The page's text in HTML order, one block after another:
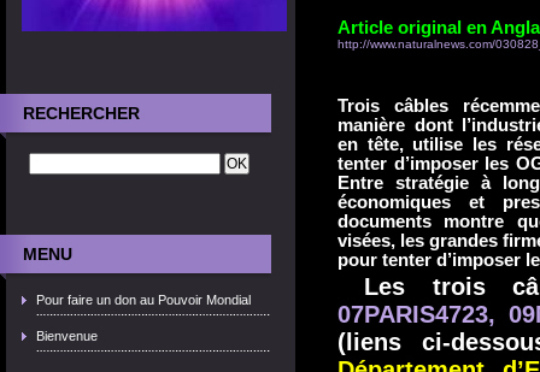
RECHERCHER
MENU
Pour faire un don au Pouvoir Mondial
Bienvenue
Article original en
http://www.naturalnews.com/
Trois câbles
manière dont
en tête, utilise les
tenter d’imposer les
Entre stratégie à
économiques et
documents montre
visées, les grandes
pour tenter d’imposer
Les trois
07PARIS4723,
(liens ci-